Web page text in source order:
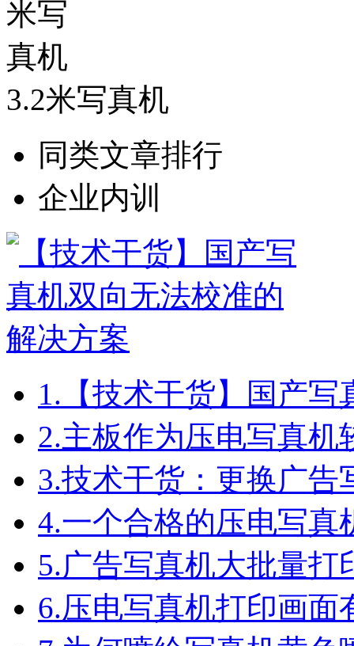
3.2米写真机
同类文章排行
企业内训
1. 【技术干货】国产
2.主板作为压电写真机
3.技术干货：更换广告
4.一个合格的压电写真
5.广告写真机大批量打
6.压电写真机打印画面